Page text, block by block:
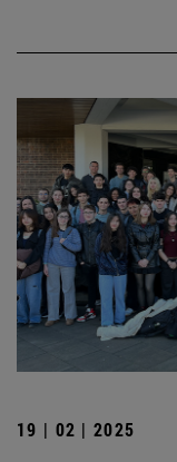
19 | 02 | 2025